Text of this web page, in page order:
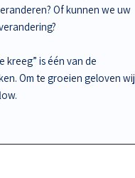
Of kunnen we uw
kreeg” is één van de
Om te groeien geloven wij